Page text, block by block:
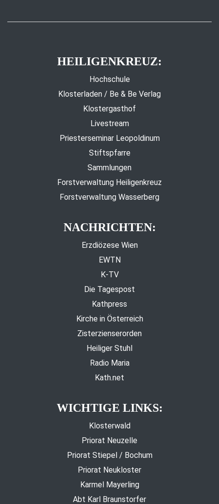
HEILIGENKREUZ:
Hochschule
Klosterladen / Be & Be Verlag
Klostergasthof
Livestream
Priesterseminar Leopoldinum
Stiftspfarre
Sammlungen
Forstverwaltung Heiligenkreuz
Forstverwaltung Wasserberg
NACHRICHTEN:
Erzdiözese Wien
EWTN
K-TV
Die Tagespost
Kathpress
Kirche in Österreich
Zisterzienserorden
Heiliger Stuhl
Radio Maria
Kath.net
WICHTIGE LINKS:
Klosterwald
Priorat Neuzelle
Priorat Stiepel / Bochum
Priorat Neukloster
Karmel Mayerling
Abt Karl Braunstorfer